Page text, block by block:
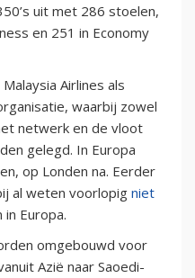
uit met 286 stoelen,
en 251 in Economy
Airlines als
waarbij zowel
netwerk en de vloot
gelegd. In Europa
op Londen na. Eerder
al weten voorlopig niet
Europa.
omgebouwd voor
Azië naar Saoedi-